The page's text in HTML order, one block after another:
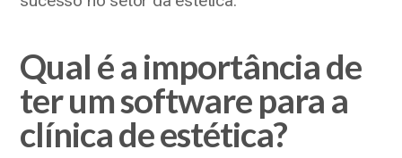
Qual é a importância de
ter um software para a
clínica de estética?